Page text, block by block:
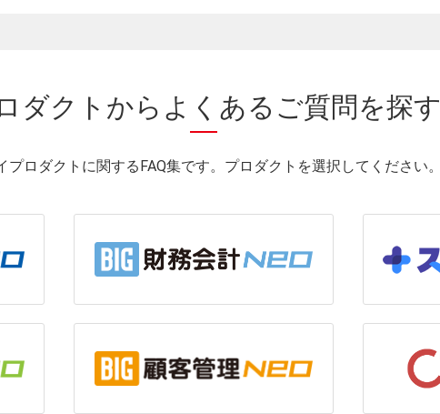
ダクトから よくあるご質問を探す
プロダクトに関するFAQ集です。プロダクトを選択してください。